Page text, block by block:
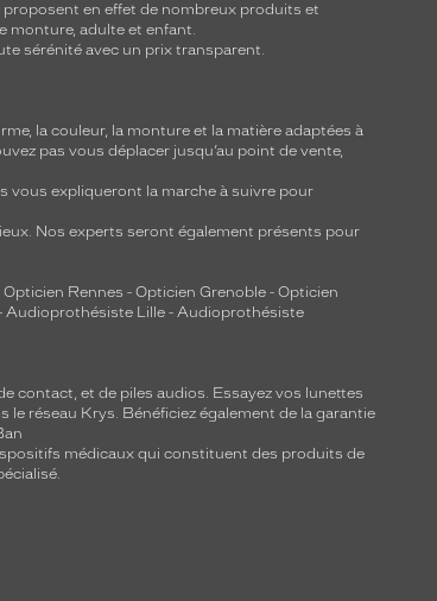
proposent en effet de nombreux produits et
monture, adulte et enfant.
sérénité avec un prix transparent.
la couleur, la monture et la matière adaptées à
pas vous déplacer jusqu’au point de vente,
vous expliqueront la marche à suivre pour
Nos experts seront également présents pour
Opticien Rennes - Opticien Grenoble - Opticien
Audioprothésiste Lille - Audioprothésiste
contact, et de piles audios. Essayez vos lunettes
réseau Krys. Bénéficiez également de la garantie
médicaux qui constituent des produits de